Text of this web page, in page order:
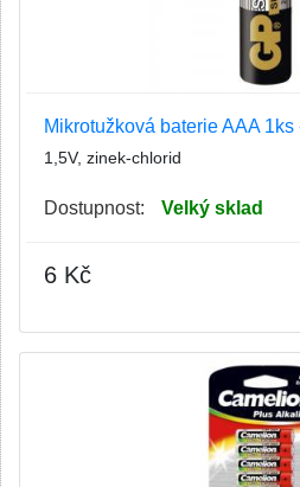
Mikrotužková baterie AAA 1ks
1,5V, zinek-chlorid
Dostupnost: Velký sklad
6 Kč